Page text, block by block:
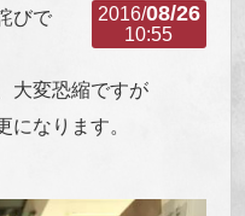
2016/08/26
10:55
びで
大変恐縮ですが
になります。